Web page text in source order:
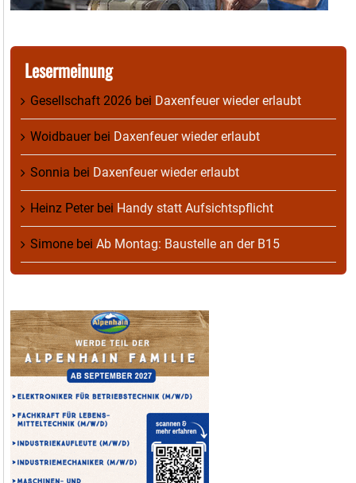
Lesermeinung
Gesellschaft 2026 bei Daxenfeuer wieder erlaubt
Woidbauerbei Daxenfeuer wieder erlaubt
Sonnia bei Daxenfeuer wieder erlaubt
Heinz Peterbei Handy statt Aufsichtspflicht
Simone bei Ab Montag: Baustelle an der B15